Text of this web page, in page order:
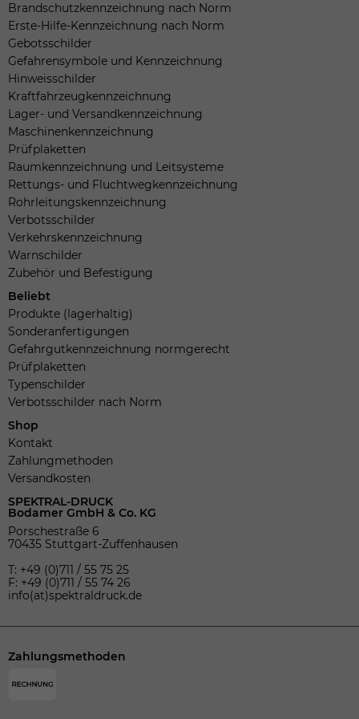
Brandschutzkennzeichnung nach Norm
Erste-Hilfe-Kennzeichnung nach Norm
Gebotsschilder
Gefahrensymbole und Kennzeichnung
Hinweisschilder
Kraftfahrzeugkennzeichnung
Lager- und Versandkennzeichnung
Maschinenkennzeichnung
Prüfplaketten
Raumkennzeichnung und Leitsysteme
Rettungs- und Fluchtwegkennzeichnung
Rohrleitungskennzeichnung
Verbotsschilder
Verkehrskennzeichnung
Warnschilder
Zubehör und Befestigung
Beliebt
Produkte (lagerhaltig)
Sonderanfertigungen
Gefahrgutkennzeichnung normgerecht
Prüfplaketten
Typenschilder
Verbotsschilder nach Norm
Shop
Kontakt
Zahlungmethoden
Versandkosten
SPEKTRAL-DRUCK
Bodamer GmbH & Co. KG
Porschestraße 6
70435 Stuttgart-Zuffenhausen
T: +49 (0)711 / 55 75 25
F: +49 (0)711 / 55 74 26
info(at)spektraldruck.de
Zahlungsmethoden